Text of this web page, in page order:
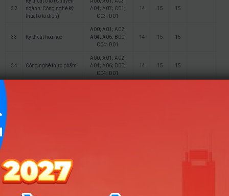
32
ngành: Công nghệ kỹ
thuật ô tô điện)
A04; A07; C01;
C03; D01
14 15 15
33 Kỹ thuật hoá học
A00; A01; A02;
A04; A06; B00;
C04; D01
14 15 15
34 Công nghệ thực phẩm
A00; A01; A02;
A04; A06; B00;
C04; D01
14 15 15
38 Công tác xã hội